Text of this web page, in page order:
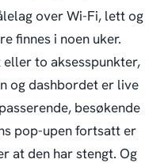
over Wi-Fi, lett og
finnes i noen uker.
to aksesspunkter,
og dashbordet er live
besøkende
pop-upen fortsatt er
at den har stengt. Og